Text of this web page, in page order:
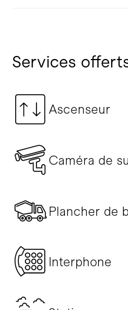
Services
Ascenseur
Caméra de
Plancher de
Interphone